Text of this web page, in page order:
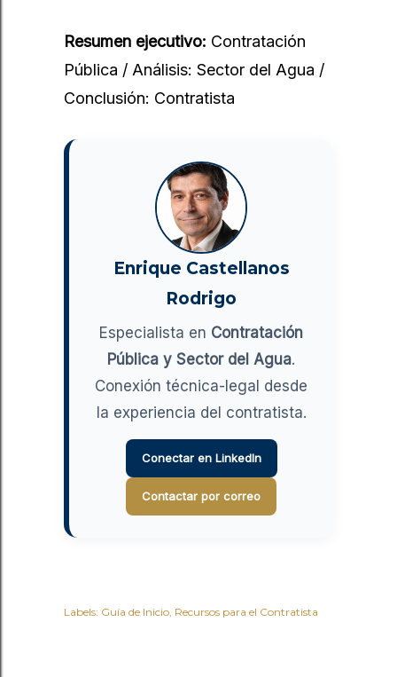
Resumen ejecutivo: Contratación
Pública / Análisis: Sector del Agua /
Conclusión: Contratista
Enrique Castellanos
Rodrigo
Especialista en Contratación
Pública y Sector del Agua.
Conexión técnica-legal desde
la experiencia del contratista.
Conectar en LinkedIn
Contactar por correo
Labels: Guía de Inicio Recursos para el Contratista